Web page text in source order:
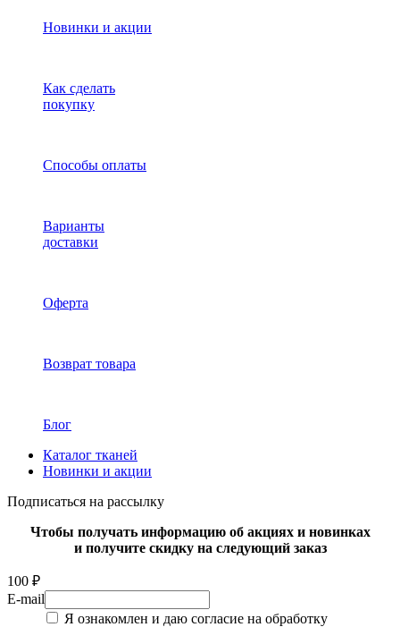
Новинки и акции
Как сделать
покупку
Способы оплаты
Варианты
доставки
Оферта
Возврат товара
Блог
Каталог тканей
Новинки и акции
Подписаться на рассылку
Чтобы получать информацию об акциях и новинках
и получите скидку на следующий заказ
100 ₽
E-mail
Я ознакомлен и даю согласие на обработку